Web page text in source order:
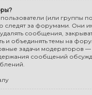
(или группы
следят за форумами. Они
сообщения,
и объединять темы на
задачи модераторов —
сообщений